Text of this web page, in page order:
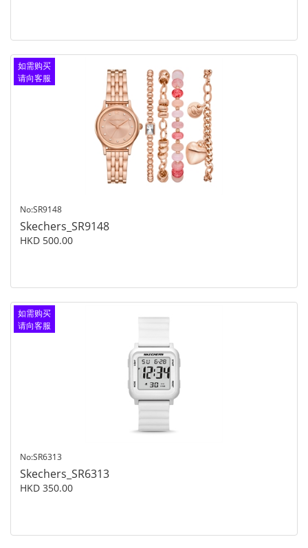
如需购买
请向客服
No:SR9148
Skechers_SR9148
HKD 500.00
如需购买
请向客服
No:SR6313
Skechers_SR6313
HKD 350.00